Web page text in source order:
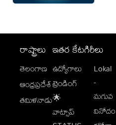
రాష్ట్రాలు
తెలంగాణ
ఆంధ్రప్రదేశ్
తమిళనాడు
ఇతర కేటగిరీలు
ఉద్యోగాలు
ట్రెండింగ్
🌟
వాట్సాప్
Lokal
-
మగువ
వినోదం